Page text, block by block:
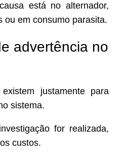
está no alternador,
ou em consumo parasita.
advertência no
justamente para
sistema.
for realizada,
custos.